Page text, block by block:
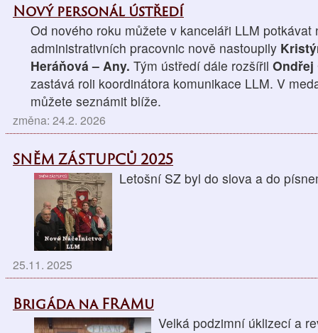
Nový personál ústředí
Od nového roku můžete v kanceláři LLM potkávat
administrativních pracovnic nově nastoupily
Heráňová – Any. Tým ústředí dále rozšířil Ondřej
zastává roli koordinátora komunikace LLM. V
můžete seznámit blíže.
změna: 24.2. 2026
SNĚM ZÁSTUPCŮ 2025
Letošní SZ byl do slova a do
25.11. 2025
Brigáda na FRAMu
Velká podzimní úklizecí a